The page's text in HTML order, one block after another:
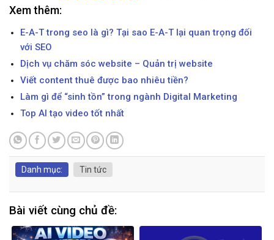
Xem thêm:
E-A-T trong seo là gì? Tại sao E-A-T lại quan trọng đối
với SEO
Dịch vụ chăm sóc website – Quản trị website
Viết content thuê được bao nhiêu tiền?
Làm gì để “sinh tồn” trong ngành Digital Marketing
Top AI tạo video tốt nhất
Danh mục: Tin tức
Bài viết cùng chủ đề: